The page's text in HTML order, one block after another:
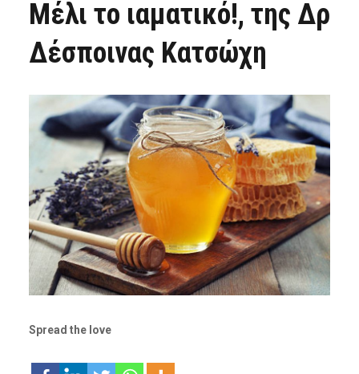
Μέλι το ιαματικό!, της Δρ
Δέσποινας Κατσώχη
Spread the love